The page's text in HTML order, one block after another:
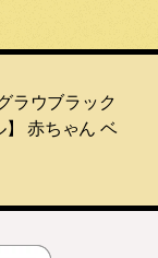
ラウブラック
】 赤ちゃん ベ